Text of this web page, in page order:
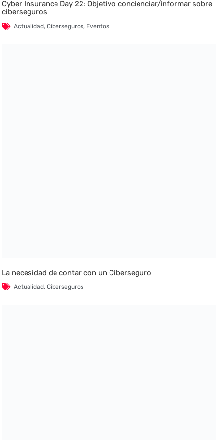
Cyber Insurance Day 22: Objetivo concienciar/informar sobre
ciberseguros
Actualidad,Ciberseguros, Eventos
La necesidad de contar con un Ciberseguro
Actualidad,Ciberseguros